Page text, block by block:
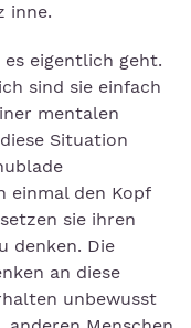
inne.
es eigentlich geht.
sind sie einfach
mentalen
Situation
einmal den Kopf
sie ihren
denken. Die
an diese
unbewusst